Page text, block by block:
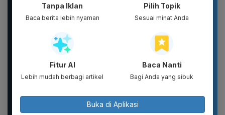
New 2026 Pamelo.id
Setelan Anak 17
2026 Katun...
DIKIRIM 2 BOTOL
PARFUM SCARLETT
PARFUM PRIA WANGI
Tanpa Iklan
Baca berita lebih nyaman
Pilih Topik
Sesuai minat Anda
Fitur AI
Lebih mudah berbagi artikel
Baca Nanti
Bagi Anda yang sibuk
Buka di Aplikasi